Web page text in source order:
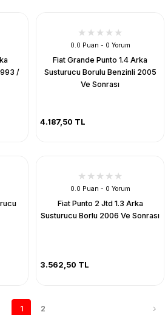
/
0.0 Puan - 0 Yorum
Fiat Grande Punto 1.4 Arka
Susturucu Borulu Benzinli 2005
Ve Sonrası
4.187,50 TL
0.0 Puan - 0 Yorum
Fiat Punto 2 Jtd 1.3 Arka
Susturucu Borlu 2006 Ve Sonrası
3.562,50 TL
1 2